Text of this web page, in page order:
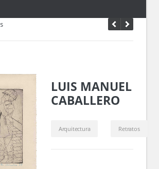
LUIS MANUEL
CABALLERO
Arquitectura Retratos